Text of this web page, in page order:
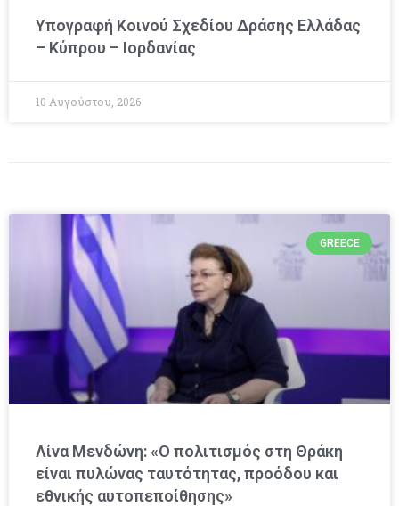
Υπογραφή Κοινού Σχεδίου Δράσης Ελλάδας
– Κύπρου – Ιορδανίας
10 Αυγούστου, 2026
GREECE
Λίνα Μενδώνη: «Ο πολιτισμός στη Θράκη
είναι πυλώνας ταυτότητας, προόδου και
εθνικής αυτοπεποίθησης»